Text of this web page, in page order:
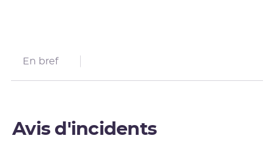
En bref
Avis d'incidents